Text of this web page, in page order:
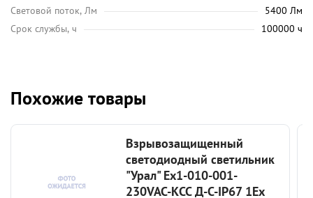
Световой поток, Лм
5400 Лм
Срок службы, ч
100000 ч
Похожие товары
Взрывозащищенный
светодиодный светильник
"Урал" Ex1-010-001-
230VAC-КСС Д-С-IP67 1Ex